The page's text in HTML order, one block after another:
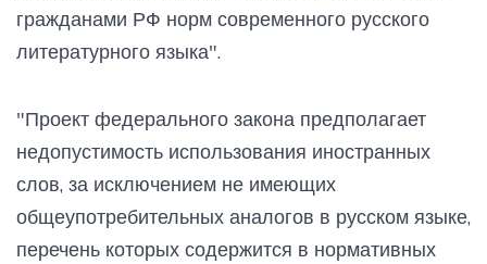
гражданами РФ норм современного русского
литературного языка".
"Проект федерального закона предполагает
недопустимость использования иностранных
слов, за исключением не имеющих
общеупотребительных аналогов в русском языке,
перечень которых содержится в нормативных